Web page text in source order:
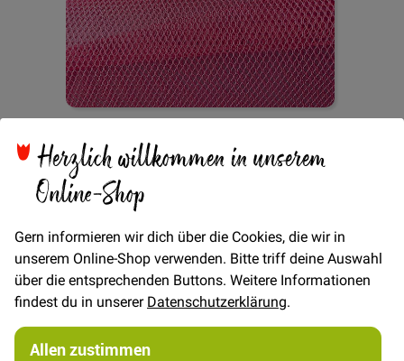
Herzlich willkommen in unserem
Online-Shop
Gern informieren wir dich über die Cookies, die wir in
unserem Online-Shop verwenden. Bitte triff deine Auswahl
über die entsprechenden Buttons. Weitere Informationen
findest du in unsererDatenschutzerklärung.
Allen zustimmen
Zum
Anfang
springen
Netzstoff - Rosa
Verfügbarkeit Auf Lager
5,00 €
€/METER(Freie Eingabe)
Menge